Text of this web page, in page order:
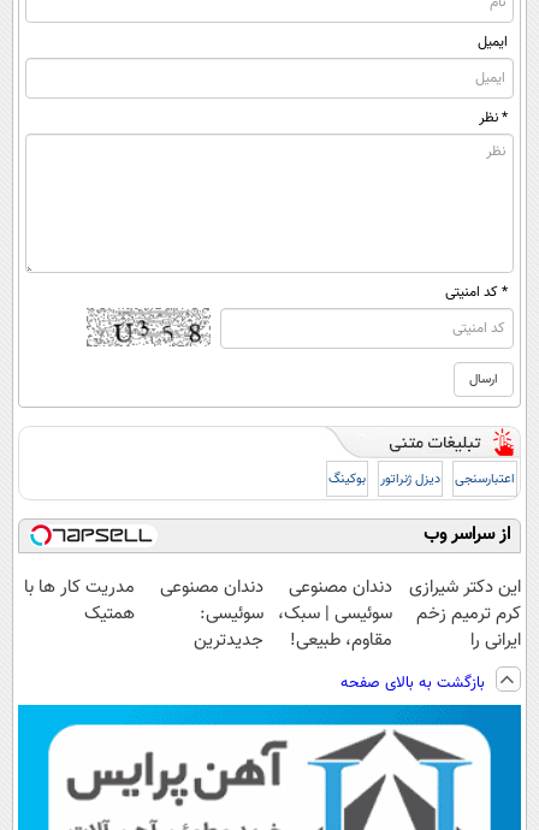
ایمیل
* نظر
* کد امنیتی
اعتبارسنجی دیزل ژنراتور بوکینگ
از سراسر وب
این دکتر شیرازی
کرم ترمیم زخم
ایرانی را
ساخت!!!
دندان مصنوعی
سوئیسی | سبک،
مقاوم، طبیعی!
رایگان+پرداخت
اقساطی😍
دندان مصنوعی
سوئیسی:
جدیدترین
پرداخت قسطی
مدریت کار ها با
همتیک
بازگشت به بالای صفحه